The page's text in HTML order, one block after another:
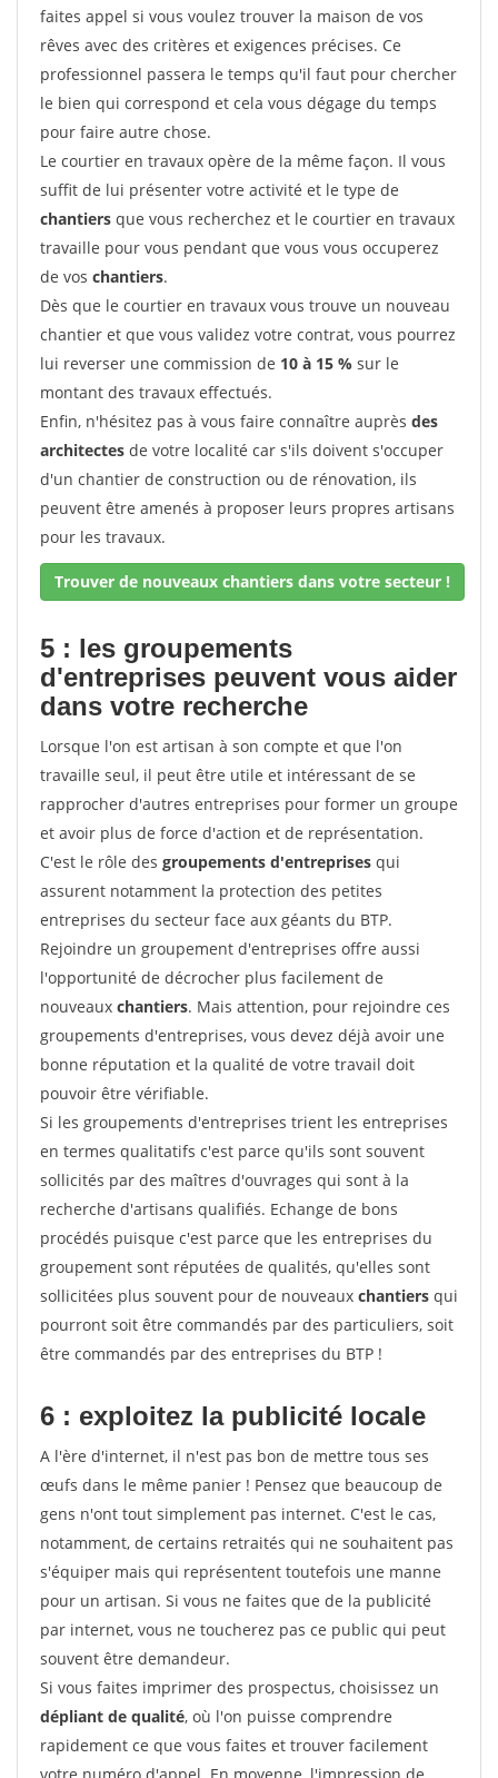
faites appel si vous voulez trouver la maison de vos
rêves avec des critères et exigences précises. Ce
professionnel passera le temps qu'il faut pour chercher
le bien qui correspond et cela vous dégage du temps
pour faire autre chose.
Le courtier en travaux opère de la même façon. Il vous
suffit de lui présenter votre activité et le type de
chantiers que vous recherchez et le courtier en travaux
travaille pour vous pendant que vous vous occuperez
de vos chantiers.
Dès que le courtier en travaux vous trouve un nouveau
chantier et que vous validez votre contrat, vous pourrez
lui reverser une commission de 10 à 15 % sur le
montant des travaux effectués.
Enfin, n'hésitez pas à vous faire connaître auprès des
architectes de votre localité car s'ils doivent s'occuper
d'un chantier de construction ou de rénovation, ils
peuvent être amenés à proposer leurs propres artisans
pour les travaux.
Trouver de nouveaux chantiers dans votre secteur !
5 : les groupements
d'entreprises peuvent vous aider
dans votre recherche
Lorsque l'on est artisan à son compte et que l'on
travaille seul, il peut être utile et intéressant de se
rapprocher d'autres entreprises pour former un groupe
et avoir plus de force d'action et de représentation.
C'est le rôle des groupements d'entreprises qui
assurent notamment la protection des petites
entreprises du secteur face aux géants du BTP.
Rejoindre un groupement d'entreprises offre aussi
l'opportunité de décrocher plus facilement de
nouveaux chantiers. Mais attention, pour rejoindre ces
groupements d'entreprises, vous devez déjà avoir une
bonne réputation et la qualité de votre travail doit
pouvoir être vérifiable.
Si les groupements d'entreprises trient les entreprises
en termes qualitatifs c'est parce qu'ils sont souvent
sollicités par des maîtres d'ouvrages qui sont à la
recherche d'artisans qualifiés. Echange de bons
procédés puisque c'est parce que les entreprises du
groupement sont réputées de qualités, qu'elles sont
sollicitées plus souvent pour de nouveaux chantiers qui
pourront soit être commandés par des particuliers, soit
être commandés par des entreprises du BTP !
6 : exploitez la publicité locale
A l'ère d'internet, il n'est pas bon de mettre tous ses
œufs dans le même panier ! Pensez que beaucoup de
gens n'ont tout simplement pas internet. C'est le cas,
notamment, de certains retraités qui ne souhaitent pas
s'équiper mais qui représentent toutefois une manne
pour un artisan. Si vous ne faites que de la publicité
par internet, vous ne toucherez pas ce public qui peut
souvent être demandeur.
Si vous faites imprimer des prospectus, choisissez un
dépliant de qualité, où l'on puisse comprendre
rapidement ce que vous faites et trouver facilement